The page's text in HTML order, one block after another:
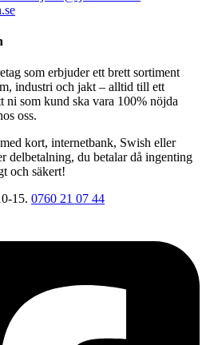
som erbjuder ett brett sortiment
industri och jakt – alltid till ett
ni som kund ska vara 100% nöjda
oss.
kort, internetbank, Swish eller
delbetalning, du betalar då ingenting
och säkert!
15. 0760 21 07 44